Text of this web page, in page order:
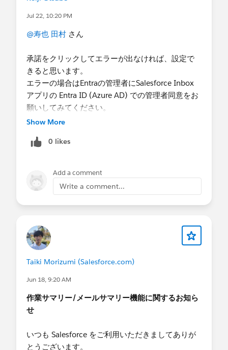
■ 対応期限
※ EWS の完全廃止に先立ち、余裕を持った設定変
■ 参考情報
詳細については、以下のリソースをご参照くださ
い。
【Einstein 活動キャプチャでの Microsoft 365 認証
の Microsoft Graph への移行
■ お知らせ
是非ご活用ください。
【メール送信に関するよくある質問
Jul 22, 10:20 PM
@寿也 田村 さん
承諾をクリックしてエラーが出なければ、設定で
きると思います。
エラーの場合はEntraの管理者にSalesforce Inbox
アプリの Entra ID (Azure AD) での管理者同意をお
願いしてみてください。
Show More
0 likes
Add a comment
Write a comment...
Taiki Morizumi (Salesforce.com)
Jun 18, 9:20 AM
作業サマリー/メールサマリー機能に関するお知ら
せ
いつも Salesforce をご利用いただきましてありが
とうございます。